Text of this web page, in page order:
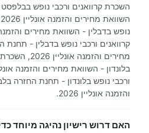
השכרת קרוואנים ורכבי נופש
קרוואנים ורכבי נופש בדבלין -
מחירים והזמנה
ורכבי נופש בלונדון - תחנת החזרה
והזמנה אונליין 2026.